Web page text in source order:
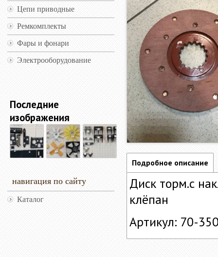
Цепи приводные
Ремкомплекты
Фары и фонари
Электрооборудование
Последние
изображения
навигация по сайту
Каталог
Подробное описание
Диск торм.с
клёпан
Артикул: 70-